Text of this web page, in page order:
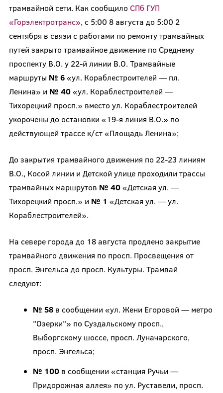
трамвайной сети. Как сообщило СПб ГУП
«Горэлектротранс», с 5:00 8 августа до 5:00 2
сентября в связи с работами по ремонту трамвайных
путей закрыто трамвайное движение по Среднему
проспекту В.О. у 22-й линии В.О. Трамвайные
маршруты № 6«ул. Кораблестроителей — пл.
Ленина» и № 40«ул. Кораблестроителей —
Тихорецкий просп.» вместо ул. Кораблестроителей
укорочены до остановки «19-я линия В.О.» по
действующей трассе к/ст «Площадь Ленина»;
До закрытия трамвайного движения по 22-23 линиям
В.О., Косой линии и Детской улице проходили трассы
трамвайных маршрутов № 40«Детская ул. —
Тихорецкий просп.» и № 1 «Детская ул. — ул.
Кораблестроителей».
На севере города до 18 августа продлено закрытие
трамвайного движения по просп. Просвещения от
просп. Энгельса до просп. Культуры. Трамвай
следуют:
№ 58в сообщении «ул. Жени Егоровой — метро
"Озерки"» по Суздальскому просп.,
Выборгскому шоссе, просп. Луначарского,
просп. Энгельса;
№ 100в сообщении «станция Ручьи —
Придорожная аллея» по ул. Руставели, просп.